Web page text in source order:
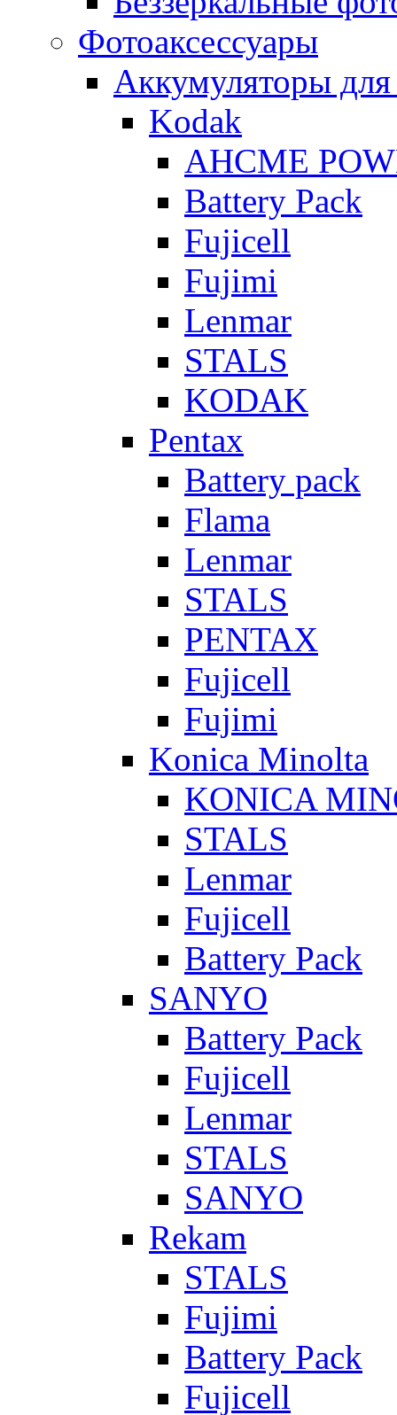
Фотоаксессуары
Аккумуляторы для
Kodak
AHCME
Battery Pack
Fujicell
Fujimi
Lenmar
STALS
KODAK
Pentax
Battery pack
Flama
Lenmar
STALS
PENTAX
Fujicell
Fujimi
Konica Minolta
KONICA
STALS
Lenmar
Fujicell
Battery Pack
SANYO
Battery Pack
Fujicell
Lenmar
STALS
SANYO
Rekam
STALS
Fujimi
Battery Pack
Fujicell